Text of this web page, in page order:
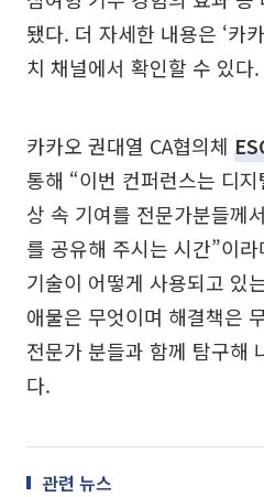
됐다. 더 자세한 내용은 ‘카
치 채널에서 확인할 수 있다.
카카오 권대열 CA협의체
통해 “이번 컨퍼런스는 디
상 속 기여를 전문가분들께
를 공유해 주시는 시간”이
기술이 어떻게 사용되고 있
애물은 무엇이며 해결책은
전문가 분들과 함께 탐구해
다.
관련 뉴스